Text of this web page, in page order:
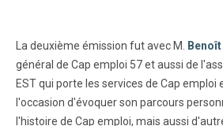
La deuxième émission fut avec M.
général de Cap emploi 57 et aussi de
EST qui porte les services de Cap emploi
l'occasion d'évoquer son parcours
l'histoire de Cap emploi, mais aussi